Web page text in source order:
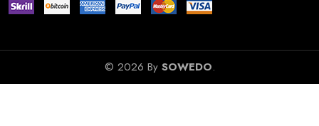
© 2026 By SOWEDO.